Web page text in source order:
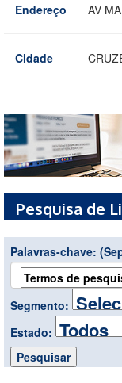
Endereço AV
Cidade
Pesquisa de
Palavras-chave:
Segmento:
Estado: